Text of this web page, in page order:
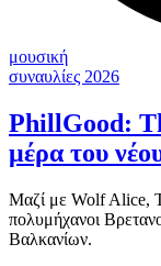
μουσική
συναυλίες 2026
PhillGood:
μέρα του
Μαζί με Wolf Alice,
πολυμήχανοι
Βαλκανίων.